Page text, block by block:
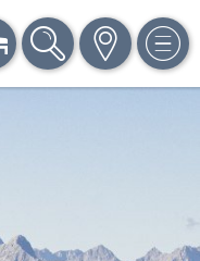
SUCHE KARTE MENÜ